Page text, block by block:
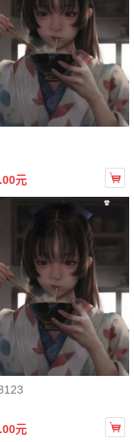
元 
元 